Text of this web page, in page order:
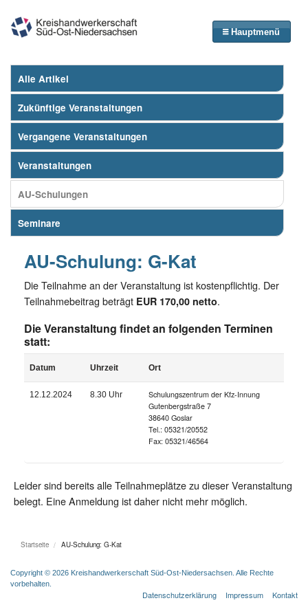
Hauptmenü
Alle Artikel
Zukünftige Veranstaltungen
Vergangene Veranstaltungen
Veranstaltungen
AU-Schulungen
Seminare
AU-Schulung: G-Kat
Die Teilnahme an der Veranstaltung ist kostenpflichtig. Der
Teilnahmebeitrag beträgt EUR 170,00 netto.
Die Veranstaltung findet an folgenden Terminen
statt:
Datum Uhrzeit Ort
12.12.2024 8.30 Uhr
Schulungszentrum der Kfz-Innung
Gutenbergstraße 7
38640 Goslar
Tel.: 05321/20552
Fax: 05321/46564
Leider sind bereits alle Teilnahmeplätze zu dieser Veranstaltung
belegt. Eine Anmeldung ist daher nicht mehr möglich.
Startseite AU-Schulung: G-Kat
Copyright © 2026 Kreishandwerkerschaft Süd-Ost-Niedersachsen. Alle Rechte
vorbehalten.
Datenschutzerklärung Impressum Kontakt